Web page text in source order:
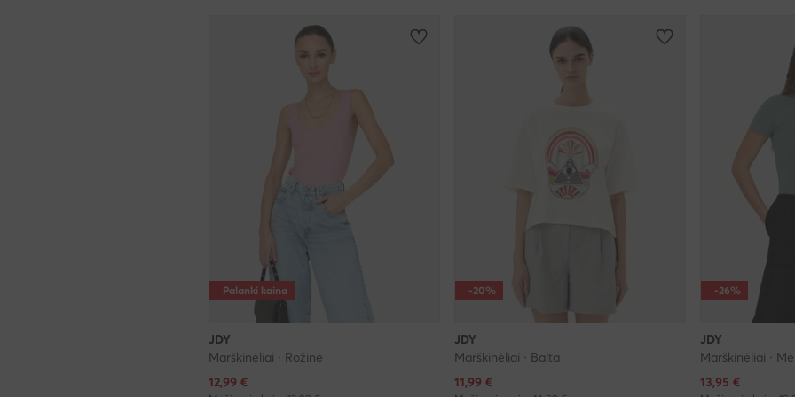
Palanki kaina
JDY
Marškinėliai · Rožinė
Dabartinė kaina
12,99 €
-20%
JDY
Marškinėliai · Balta
Dabartinė kaina
11,99 €
-26%
JDY
Marškinėliai ·
Dabartinė kaina
13,95 €